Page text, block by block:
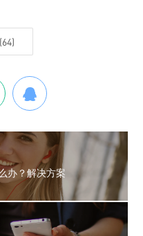
(64)
办？解决方案